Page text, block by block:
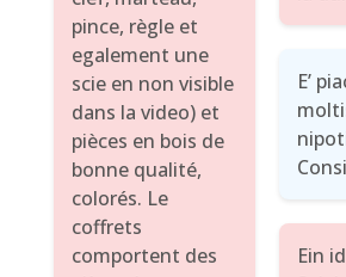
pince, règle et
egalement une
scie en non visible
dans la video) et
pièces en bois de
bonne qualité,
colorés. Le
coffrets
comportent des
E’
Ein